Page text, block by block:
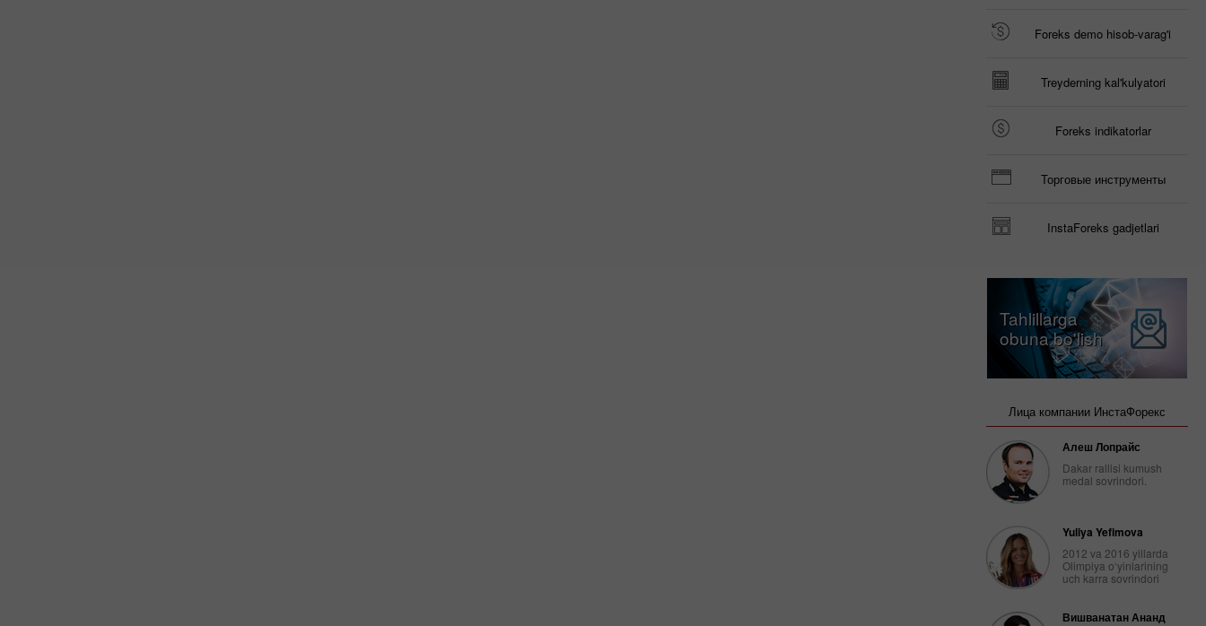
Foreks demo hisob-varag'i
Treyderning kal'kulyatori
Foreks indikatorlar
Торговые инструменты
InstaForeks gadjetlari
Tahlillarga
obuna bo'lish
Лица компании ИнстаФорекс
Алеш Лопрайс
Dakar rallisi kumush
medal sovrindori.
Yuliya Yefimova
2012 va 2016 yillarda
Olimpiya o‘yinlarining
uch karra sovrindori
Вишванатан Ананд